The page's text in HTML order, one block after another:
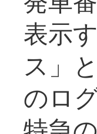
表示
ス」
のロ